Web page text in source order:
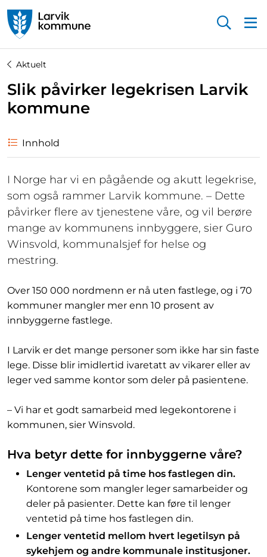
Aktuelt
Slik påvirker legekrisen Larvik
kommune
Innhold
I Norge har vi en pågående og akutt legekrise,
som også rammer Larvik kommune. – Dette
påvirker flere av tjenestene våre, og vil berøre
mange av kommunens innbyggere, sier Guro
Winsvold, kommunalsjef for helse og
mestring.
Over 150 000 nordmenn er nå uten fastlege, og i 70
kommuner mangler mer enn 10 prosent av
innbyggerne fastlege.
I Larvik er det mange personer som ikke har sin faste
lege. Disse blir imidlertid ivaretatt av vikarer eller av
leger ved samme kontor som deler på pasientene.
– Vi har et godt samarbeid med legekontorene i
kommunen, sier Winsvold.
Hva betyr dette for innbyggerne våre?
Lenger ventetid på time hos fastlegen din.
Kontorene som mangler leger samarbeider og
deler på pasienter. Dette kan føre til lenger
ventetid på time hos fastlegen din.
Lenger ventetid mellom hvert legetilsyn på
sykehjem og andre kommunale institusjoner.